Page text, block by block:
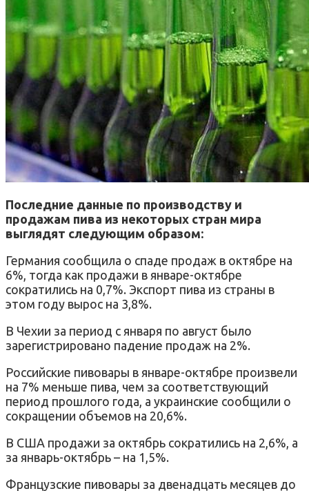
Последние данные по производству и
продажам пива из некоторых стран мира
выглядят следующим образом:
Германия сообщила о спаде продаж в октябре на
6%, тогда как продажи в январе-октябре
сократились на 0,7%. Экспорт пива из страны в
этом году вырос на 3,8%.
В Чехии за период с января по август было
зарегистрировано падение продаж на 2%.
Российские пивовары в январе-октябре произвели
на 7% меньше пива, чем за соответствующий
период прошлого года, а украинские сообщили о
сокращении объемов на 20,6%.
В США продажи за октябрь сократились на 2,6%, а
за январь-октябрь – на 1,5%.
Французские пивовары за двенадцать месяцев до